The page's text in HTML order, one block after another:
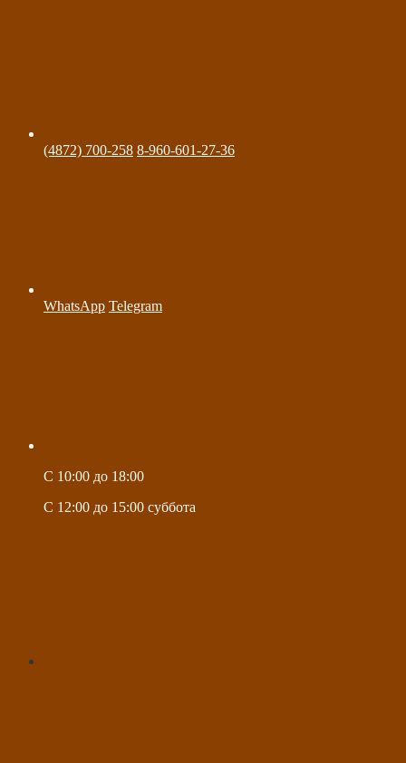
(4872) 700-258 8-960-601-27-36
WhatsApp Telegram
C 10:00 до 18:00
C 12:00 до 15:00 суббота